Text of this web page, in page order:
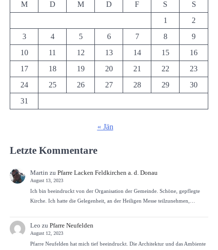
M
D M D F S
S
1
2
3
4 5 6 7 8
9
10
11 12 13 14 15
16
17
18 19 20 21 22
23
24
25 26 27 28 29
30
31
« Jän
Letzte Kommentare
Martin zu Pfarre Lacken Feldkirchen a. d. Donau
August 13, 2023
Ich bin beeindruckt von der Organisation der Gemeinde. Schöne, gepflegte
Kirche. Ich hatte die Gelegenheit, an der Heiligen Messe teilzunehmen,…
Leo zu Pfarre Neufelden
August 12, 2023
Pfarre Neufelden hat mich tief beeindruckt. Die Architektur und das Ambiente